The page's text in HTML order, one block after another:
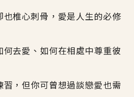
也椎心刺骨，愛是人生的必修
去愛、如何在相處中尊重彼
，但你可曾想過談戀愛也需